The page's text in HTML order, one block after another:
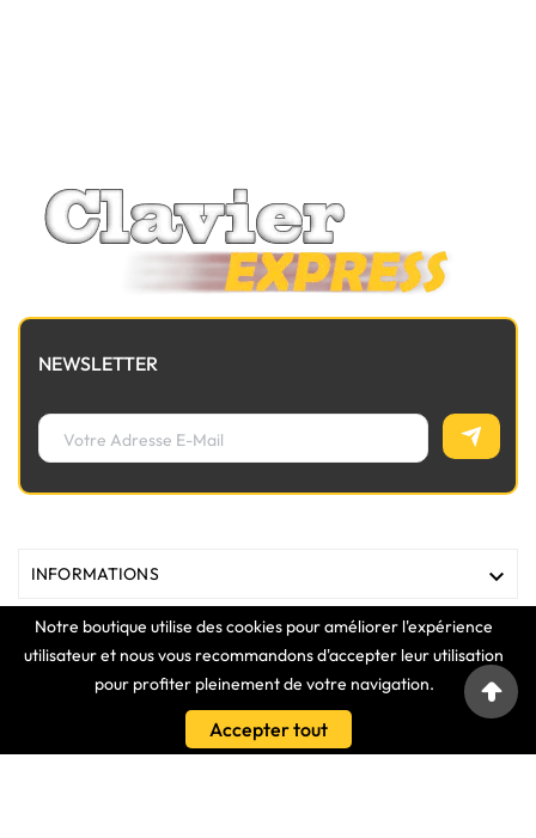
Notre boutique utilise des cookies pour améliorer l'expérience
utilisateur et nous vous recommandons d'accepter leur utilisation
pour profiter pleinement de votre navigation.
Accepter tout
NEWSLETTER
INFORMATIONS 
MAGASIN 

VOTRE COMPTE 